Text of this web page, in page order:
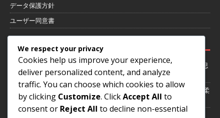
データ保護方針
ユーザー同意書
4-1-4-1フォーメーションにおけるゲーム状況への適応：柔軟性、意思
決定、戦術
4-1-4-1 フォーメーション：選手のポジショニング、スペーシング、柔
軟性
試合中の4-1-4-1フォーメーションの調整：柔軟性、意思決定、戦術
We respect your privacy
Cookies help us improve your experience,
deliver personalized content, and analyze
traffic. You can choose which cookies to allow
by clicking Customize. ClickAccept All to
consent or Reject All to decline non-essential